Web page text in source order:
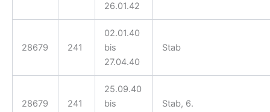
26.01.42
28679 241
02.01.40
bis
27.04.40
Stab
28679 241
25.09.40
bis
Stab, 6.